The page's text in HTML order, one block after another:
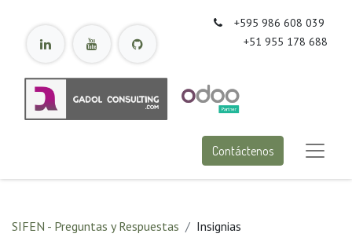
+595 986 608 039
+51 955 178 688
Contáctenos
SIFEN - Preguntas y Respuestas Insignias